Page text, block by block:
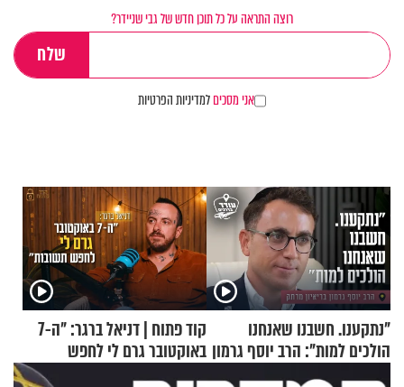
רוצה התראה על כל תוכן חדש של גבי שניידר?
אני מסכיםלמדיניות הפרטיות
"נתקענו. חשבנו שאנחנו
הולכים למות": הרב יוסף גרמון
בריאיון מרתק
קוד פתוח | דניאל ברגר: "ה-7
באוקטובר גרם לי לחפש